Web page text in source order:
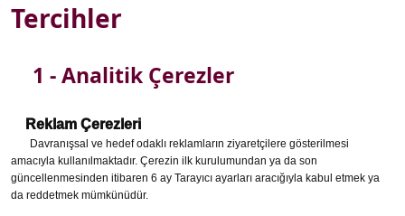
Tercihler
1 - Analitik Çerezler
Reklam Çerezleri
Davranışsal ve hedef odaklı reklamların ziyaretçilere gösterilmesi
amacıyla kullanılmaktadır. Çerezin ilk kurulumundan ya da son
güncellenmesinden itibaren 6 ay Tarayıcı ayarları aracığıyla kabul etmek ya
da reddetmek mümkünüdür.